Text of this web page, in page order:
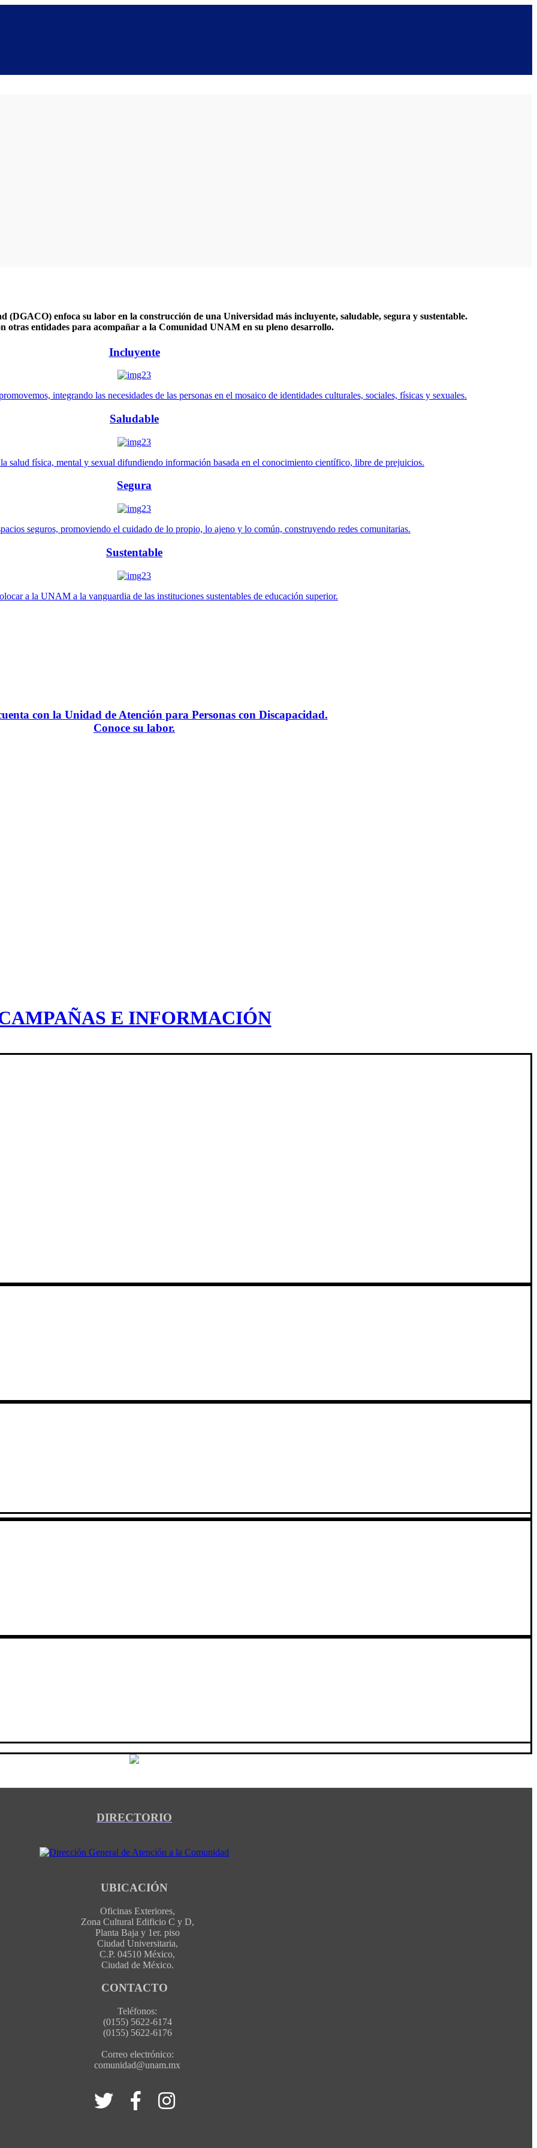
(DGACO) enfoca su labor en la construcción de una Universidad más incluyente, saludable, segura y sustentable.
otras entidades para acompañar a la Comunidad UNAM en su pleno desarrollo.
Incluyente
integrando las necesidades de las personas en el mosaico de identidades culturales, sociales, físicas y sexuales.
Saludable
salud física, mental y sexual difundiendo información basada en el conocimiento científico, libre de prejuicios.
Segura
seguros, promoviendo el cuidado de lo propio, lo ajeno y lo común, construyendo redes comunitarias.
Sustentable
a la UNAM a la vanguardia de las instituciones sustentables de educación superior.
con la Unidad de Atención para Personas con Discapacidad.
Conoce su labor.
E INFORMACIÓN
DIRECTORIO
UBICACIÓN
Oficinas Exteriores,
Zona Cultural Edificio C y D,
Planta Baja y 1er. piso
Ciudad Universitaria,
C.P. 04510 México,
Ciudad de México.
CONTACTO
Teléfonos:
(0155) 5622-6174
(0155) 5622-6176
Correo electrónico:
comunidad@unam.mx